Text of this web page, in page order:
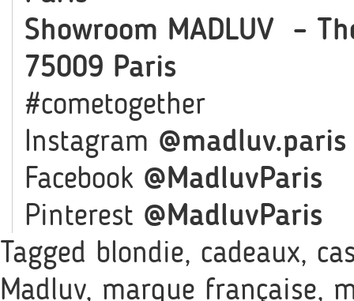
Showroom MADLUV –
75009 Paris
#cometogether
Instagram @madluv.paris
Facebook @MadluvParis
Pinterest @MadluvParis
Tagged blondie, cadeaux,
Madluv, marque française,